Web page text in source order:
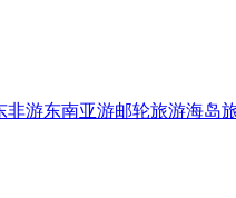
非游东南亚游邮轮旅游海岛